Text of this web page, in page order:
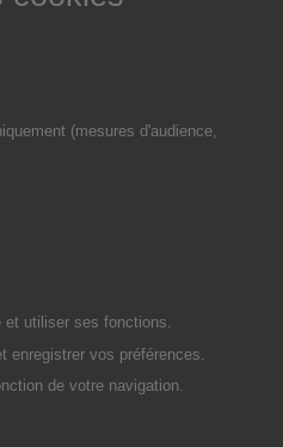
(mesures d'audience,
utiliser ses fonctions.
enregistrer vos préférences.
de votre navigation.